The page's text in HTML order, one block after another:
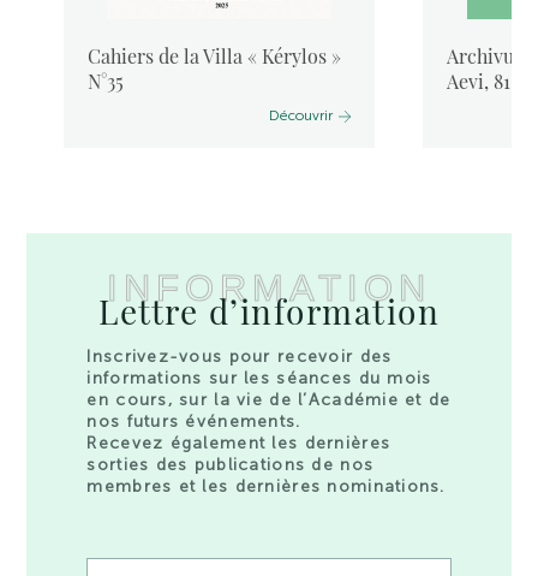
Cahiers de la Villa « Kérylos »
N°35
Découvrir
Aevi, 81,
INFORMATION
Lettre d’information
Inscrivez-vous pour recevoir des
informations sur les séances du mois
en cours, sur la vie de l’Académie et de
nos futurs événements.
Recevez également les dernières
sorties des publications de nos
membres et les dernières nominations.